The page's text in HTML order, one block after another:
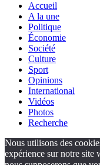
Accueil
A la une
Politique
Économie
Société
Culture
Sport
Opinions
International
Vidéos
Photos
Recherche
Nous utilisons des
expérience sur notre site